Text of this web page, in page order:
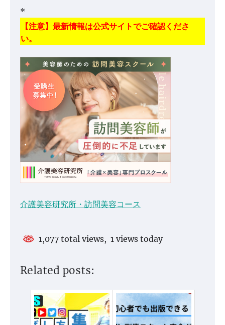
*
【注意】最新情報は公式サイトでご確認くださ
い。
介護美容研究所・訪問美容コース
1,077 total views, 1 views today
Related posts: